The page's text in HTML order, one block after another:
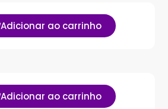
Adicionar ao carrinho
Adicionar ao carrinho